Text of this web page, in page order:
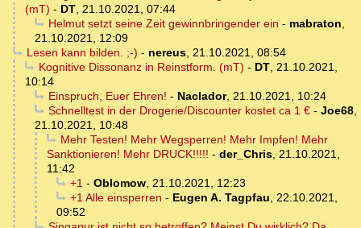
(mT) - DT 21.10.2021, 07:44
Helmut setzt seine Zeit gewinnbringender ein - mabraton
21.10.2021, 12:09
Lesen kann bilden. ;-) - nereus, 21.10.2021, 08:54
Kognitive Dissonanz in Reinstform. (mT) - DT, 21.10.2021,
10:14
Einspruch, Euer Ehren! - Naclador, 21.10.2021, 10:24
Schnelltest in der Drogerie/Discounter kostet ca 1 €- Joe68,
21.10.2021, 10:48
Mehr Testen! Mehr Wegsperren! Mehr Impfen! Mehr
Sanktionieren! Mehr DRUCK!!!!! - der_Chris 21.10.2021,
11:42
+1 - Oblomow, 21.10.2021, 12:23
+1 Alle einsperren - Eugen A. Tagpfau
22.10.2021,
09:52